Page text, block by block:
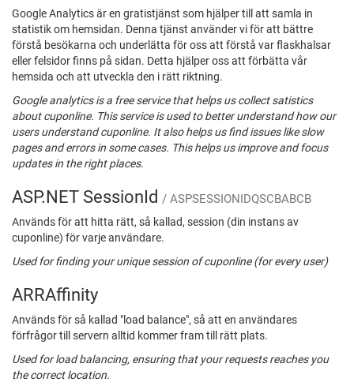
Google Analytics är en gratistjänst som hjälper till att samla in
statistik om hemsidan. Denna tjänst använder vi för att bättre
förstå besökarna och underlätta för oss att förstå var flaskhalsar
eller felsidor finns på sidan. Detta hjälper oss att förbätta vår
hemsida och att utveckla den i rätt riktning.
Google analytics is a free service that helps us collect satistics
about cuponline. This service is used to better understand how our
users understand cuponline. It also helps us find issues like slow
pages and errors in some cases. This helps us improve and focus
updates in the right places.
ASP.NET SessionId / ASPSESSIONIDQSCBABCB
Används för att hitta rätt, så kallad, session (din instans av
cuponline) för varje användare.
Used for finding your unique session of cuponline (for every user)
ARRAffinity
Används för så kallad "load balance", så att en användares
förfrågor till servern alltid kommer fram till rätt plats.
Used for load balancing, ensuring that your requests reaches you
the correct location.